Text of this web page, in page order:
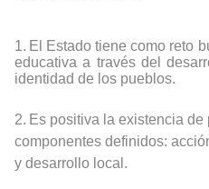
1. El Estado tiene como reto
educativa a través del
identidad de los pueblos.
2. Es positiva la existencia
componentes definidos:
y desarrollo local.